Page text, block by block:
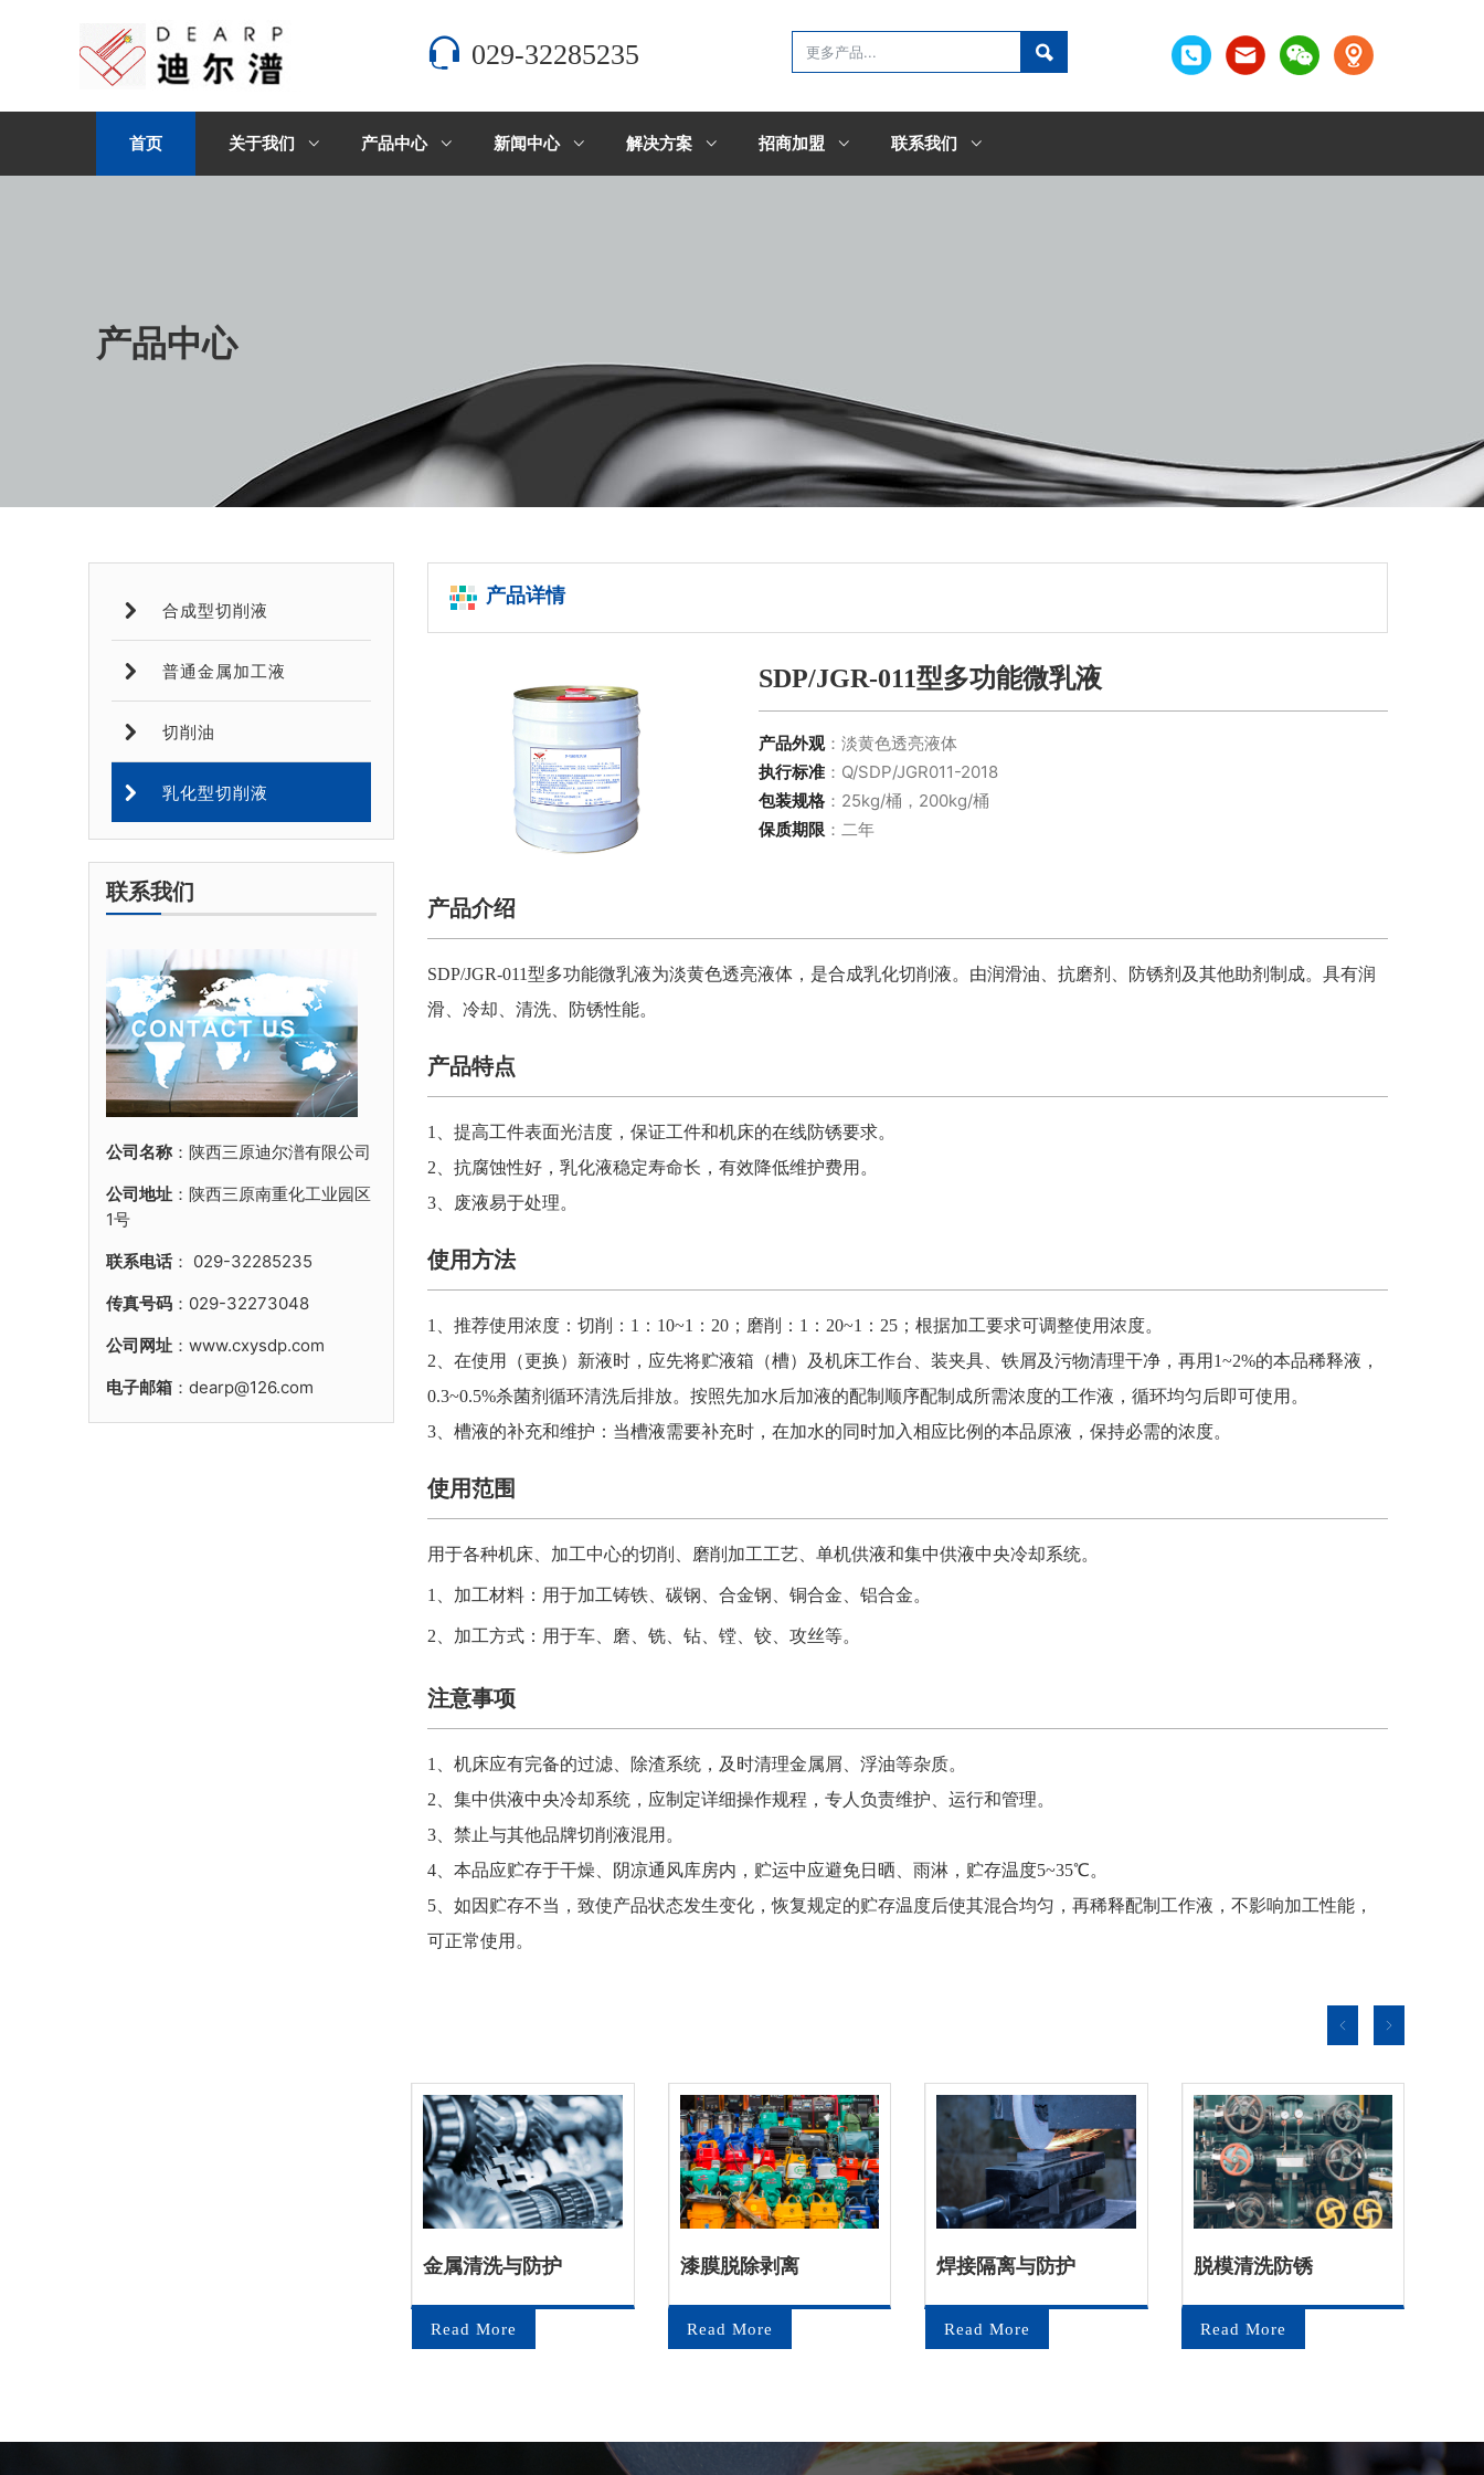
029-32285235
首页 关于我们 产品中心 新闻中心 解决方案 招商加盟 联系我们
产品中心
合成型切削液
普通金属加工液
切削油
乳化型切削液
联系我们
公司名称：陕西三原迪尔潽有限公司
公司地址 ：陕西三原南重化工业园区
1号
联系电话： 029-32285235
传真号码 ：029-32273048
公司网址 ：www.cxysdp.com
电子邮箱 ：dearp@126.com
产品详情
SDP/JGR-011型多功能微乳液
产品外观：淡黄色透亮液体
执行标准：Q/SDP/JGR011-2018
包装规格：25kg/桶，200kg/桶
保质期限：二年
产品介绍
SDP/JGR-011型多功能微乳液为淡黄色透亮液体，是合成乳化切削液。 由润滑油、抗磨剂、防锈剂及其他助剂制成。具有润
滑、冷却、清洗、防锈性能。
产品特点
1、 提高工件表面光洁度，保证工件和机床的在线防锈要求。
2、 抗腐蚀性好，乳化液稳定寿命长，有效降低维护费用。
3、
废液易于处理。
使用方法
1、 推荐使用浓度：切削： 1：10~1：20；磨削：1：20~1：25；根据加工要求可调整使用浓度。
2、在使用（更换）新液时，应先将贮液箱（槽）及机床工作台、装夹具、铁屑及污物清理干净，再用1~2%的本品稀释液，
0.3~0.5%杀菌剂循环清洗后排放。按照先加水后加液的配制顺序配制成所需浓度的工作液，循环均匀后即可使用。
3、槽液的补充和维护：当槽液需要补充时，在加水的同时加入相应比例的本品原液，保持必需的浓度。
使用范围
用于各种机床、加工中心的切削、磨削加工工艺、单机供液和集中供液中央冷却系统。
1、加工材料：用于加工铸铁、碳钢、合金钢、铜合金、铝合金。
2、加工方式：用于车、磨、铣、钻、镗、铰、攻丝等。
注意事项
1、 机床应有完备的过滤、除渣系统，及时清理金属屑、浮油等杂质。
2、集中供液中央冷却系统，应制定详细操作规程，专人负责维护、运行和管理。
3 、禁止与其他品牌切削液混用。
4、 本品应贮存于干燥、阴凉通风库房内，贮运中应避免日晒、雨淋，贮存温度5~35℃。
5、 如因贮存不当，致使产品状态发生变化，恢复规定的贮存温度后使其混合均匀，再稀释配制工作液，不影响加工性能，
可正常使用。
金属清洗与防护
Read More
漆膜脱除剥离
Read More
焊接隔离与防护
Read More
脱模清洗防锈
Read More